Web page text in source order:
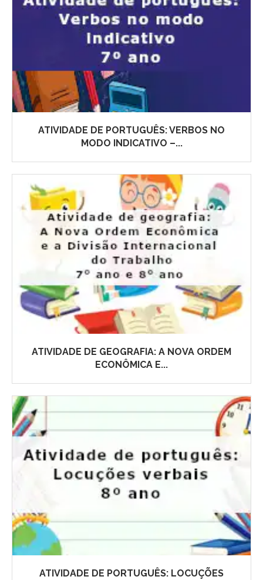
ATIVIDADE DE PORTUGUÊS: VERBOS NO
MODO INDICATIVO –...
ATIVIDADE DE GEOGRAFIA: A NOVA ORDEM
ECONÔMICA E...
ATIVIDADE DE PORTUGUÊS: LOCUÇÕES